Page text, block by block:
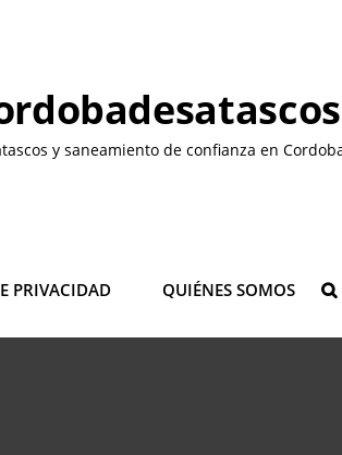
y saneamiento de confianza en
PRIVACIDAD QUIÉNES SOMOS